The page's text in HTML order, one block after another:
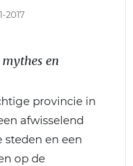
2017
en
provincie in
afwisselend
steden en een
op de